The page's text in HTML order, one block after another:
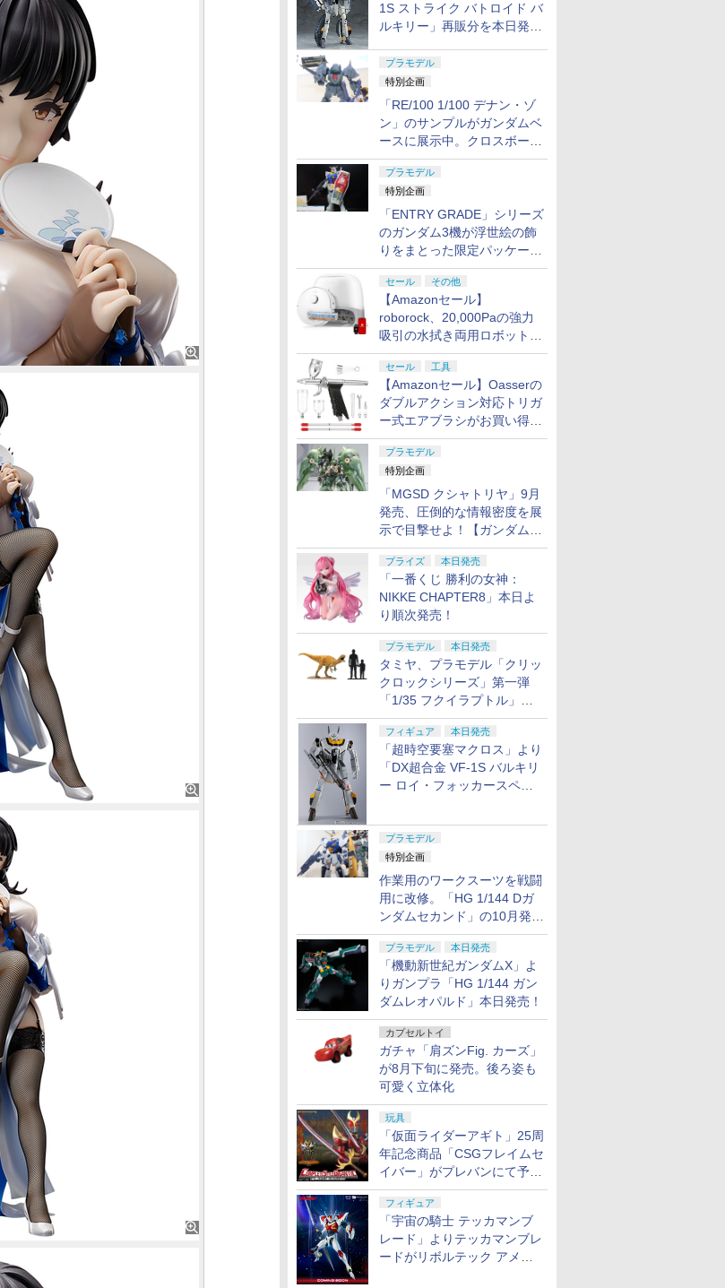
1S ストライク バトロイド バ
ルキリー」再販分を本日発
プラモデル
特別企画
「RE/100 1/100 デナン・ゾ
ン」のサンプルがガンダムベ
ースに展示中。クロスボー
ン・バンガードの制式量産機
が間もなく発送【ガンダムベ
ース撮り下ろし】
プラモデル
特別企画
「ENTRY GRADE」シリーズ
のガンダム3機が浮世絵の飾
りをまとった限定パッケージ
で8月29日に発売！ お土産
にもピッタリ!?【ガンダムベ
ース撮り下ろし】
セール その他
【Amazonセール】
roborock、20,000Paの強力
吸引の水拭き両用ロボット掃
除機「Qrevo Curv 2 Flow」
がお買い得！
セール 工具
【Amazonセール】Oasserの
ダブルアクション対応トリガ
ー式エアブラシがお買い得価
格で登場！
プラモデル
特別企画
「MGSD クシャトリヤ」9月
発売、圧倒的な情報密度を展
示で目撃せよ！【ガンダムベ
ース撮り下ろし】
プライズ 本日発売
「一番くじ 勝利の女神：
NIKKE CHAPTER8」本日よ
り順次発売！
プラモデル 本日発売
タミヤ、プラモデル「クリッ
クロックシリーズ」第一弾
「1/35 フクイラプトル」本
日発売！
フィギュア 本日発売
「超時空要塞マクロス」より
「DX超合金 VF-1S バルキリ
ー ロイ・フォッカースペシ
プラモデル
特別企画
作業用のワークスーツを戦闘
用に改修。「HG 1/144 Dガ
ンダムセカンド」の10月発送
分が予約受付中【ガンダムベ
ース撮り下ろし】
プラモデル 本日発売
「機動新世紀ガンダムX」よ
りガンプラ「HG 1/144 ガン
ダムレオパルド」本日発売！
カプセルトイ
ガチャ「肩ズンFig. カーズ」
が8月下旬に発売。後ろ姿も
可愛く立体化
玩具
「仮面ライダーアギト」25周
年記念商品「CSGフレイムセ
イバー」がプレバンにて予約
開始
フィギュア
「宇宙の騎士 テッカマンブ
レード」よりテッカマンブレ
ードがリボルテック アメイ